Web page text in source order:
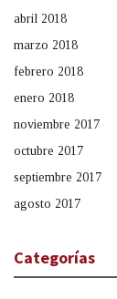
abril 2018
marzo 2018
febrero 2018
enero 2018
noviembre 2017
octubre 2017
septiembre 2017
agosto 2017
Categorías